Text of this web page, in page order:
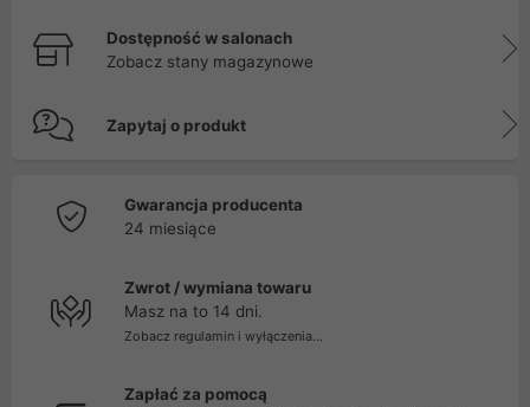
Dostępność w salonach
Zobacz stany magazynowe
Zapytaj o produkt
Gwarancja producenta
24 miesiące
Zwrot / wymiana towaru
Masz na to 14 dni.
Zobacz regulamin i wyłączenia...
Zapłać za pomocą